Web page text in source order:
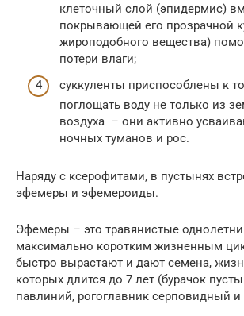
клеточный слой (эпидермис)
покрывающей его прозрачной
жироподобного вещества)
потери влаги;
суккуленты приспособлены к
поглощать воду не только из
воздуха – они активно
ночных туманов и рос.
Наряду с ксерофитами, в пустынях
эфемеры и эфемероиды.
Эфемеры – это травянистые
максимально коротким жизненным
быстро вырастают и дают семена,
которых длится до 7 лет (бурачок
павлиний, рогоглавник серповидный и